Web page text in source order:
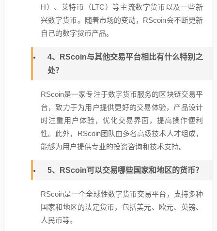
H）、莱特币（LTC）等主流数字货币以及一些新
兴数字货币。随着市场的变动，RScoin会不断更新
自己的数字货币产品。
4、RScoin与其他交易平台相比有什么特别之
处？
RScoin是一家专注于数字货币服务的区块链交易平
台，致力于为用户提供更好的交易体验，产品设计
时注重用户体验，优化交易界面，提高操作便利
性。此外，RScoin团队由多名高级技术人才组成，
能够为用户提供专业的投资咨询和技术支持。
5、RScoin可以交易哪些国家和地区的货币？
RScoin是一个全球性数字货币交易平台，支持多种
国家和地区的法定货币，包括美元、欧元、英镑、
人民币等。